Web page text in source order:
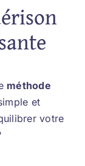
méthode
et
votre